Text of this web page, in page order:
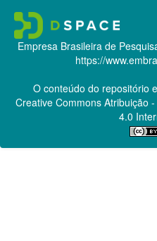
Empresa Brasileira de
https://
O conteúdo do repositório
Creative CommonsAtribuição -
4.0